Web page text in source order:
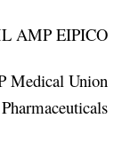
AMP EIPICO
Medical Union
Pharmaceuticals